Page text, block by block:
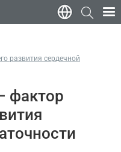
развития сердечной
фактор